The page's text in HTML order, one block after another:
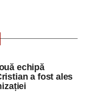
echipă
a fost ales